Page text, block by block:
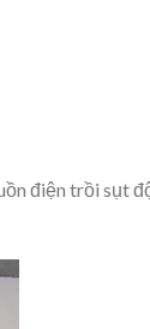
điện trồi sụt